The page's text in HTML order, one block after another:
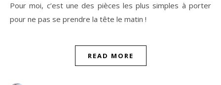
Pour moi, c’est une des pièces les plus simples à porter
pour ne pas se prendre la tête le matin !
READ MORE